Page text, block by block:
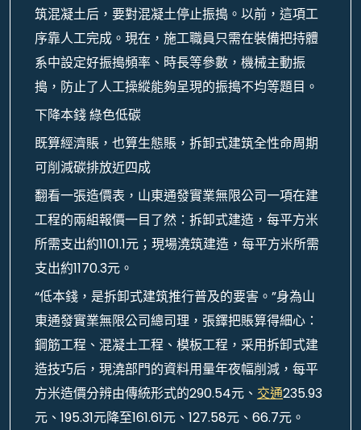
筑混凝土后，要對混凝土停止振搗。以前，這項工
序靠人工完成。現在，施工職員只需在裝備把持體
系中設定好振搗頻率、時長等參數，機械主動振
搗，防止了人工操縱能夠呈現的振搗不均等題目。
下降本錢 綠色低碳
既算經濟賬，也算生態賬，拆卸式建筑全性命周期
可削減碳排放近四成
翻看一張造價表，山東通發實業無限公司一項在建
工程的兩組報價一目了然：拆卸式建造，每平方米
所需支出約1101.1元；現場澆筑建造，每平方米所需
支出約1170.3元。
“低本錢，是拆卸式建筑推行普及的要害。”身為山
東通發實業無限公司總司理，張鐸把賬算得細心：
鋼筋工程、混凝土工程、模板工程，采用拆卸式建
造技巧后，現澆部門的資料用量年夜幅削減，每平
方米造價分辨由傳統形式的290.54元、 交通235.93
元、195.31元降至161.61元、127.58元、66.7元。